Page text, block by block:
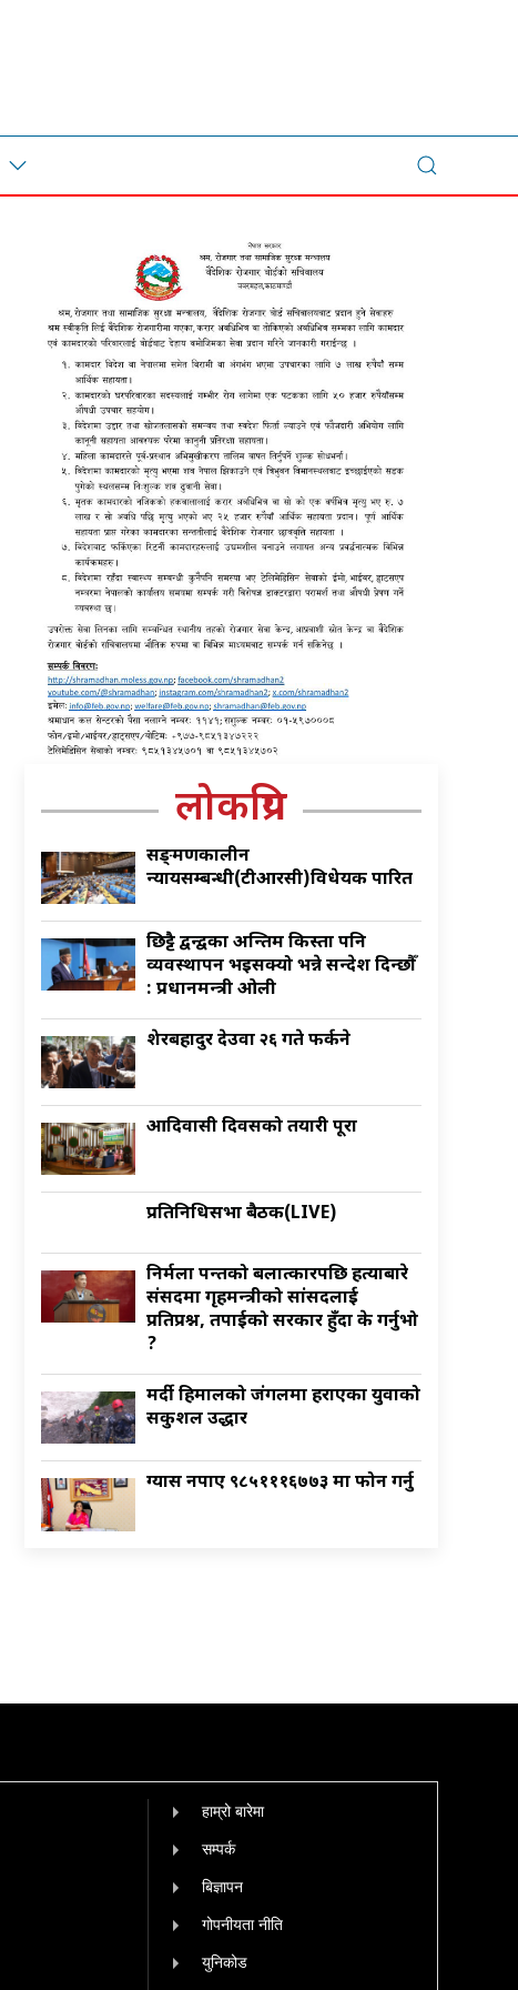
लोकप्रिय
सङ्क्रमणकालीन
न्यायसम्बन्धी(टीआरसी)विधेयक पारित
छिट्टै द्वन्द्वका अन्तिम किस्ता पनि
व्यवस्थापन भइसक्यो भन्ने सन्देश दिन्छौँ
: प्रधानमन्त्री ओली
शेरबहादुर देउवा २६ गते फर्कने
आदिवासी दिवसको तयारी पूरा
प्रतिनिधिसभा बैठक(LIVE)
निर्मला पन्तको बलात्कारपछि हत्याबारे
संसदमा गृहमन्त्रीको सांसदलाई
प्रतिप्रश्न, तपाईको सरकार हुँदा के गर्नुभो
?
मर्दी हिमालको जंगलमा हराएका युवाको
सकुशल उद्धार
ग्यास नपाए ९८५१११६७७३ मा फोन गर्नु
हाम्रो बारेमा
सम्पर्क
बिज्ञापन
गोपनीयता नीति
युनिकोड